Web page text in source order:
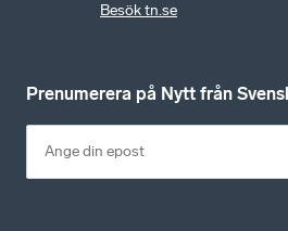
Besök tn.se
Prenumerera på Nytt från